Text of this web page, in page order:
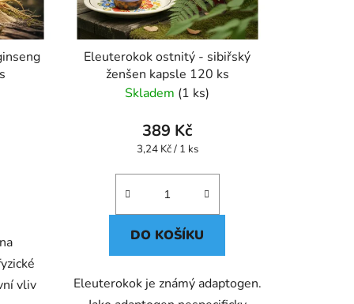
vliv
Eleuterokok ostnitý - sibiřský
ženšen kapsle 120 ks
Skladem (1 ks)
389 Kč
Měrná
3,24 Kč / 1 ks
DO KOŠÍKU
Eleuterokok je známý adaptogen.